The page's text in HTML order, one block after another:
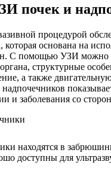
почек и
процедурой
которая основана на
С помощью УЗИ можно
структурные
а также
и заболевания со
находятся в
доступны для